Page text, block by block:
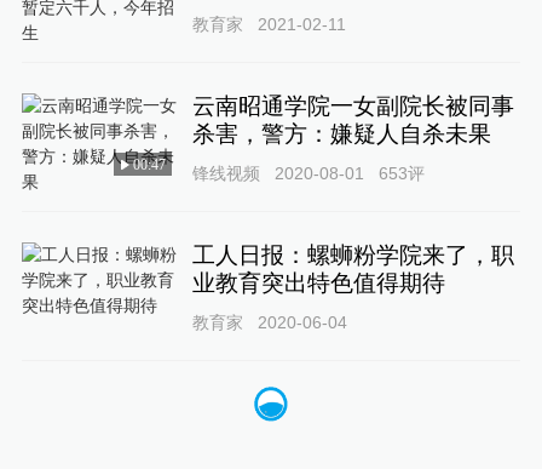
教育家 2021-02-11
00:47
云南昭通学院一女副院长被同事
杀害，警方：嫌疑人自杀未果
锋线视频 2020-08-01 653评
工人日报：螺蛳粉学院来了，职
业教育突出特色值得期待
教育家 2020-06-04